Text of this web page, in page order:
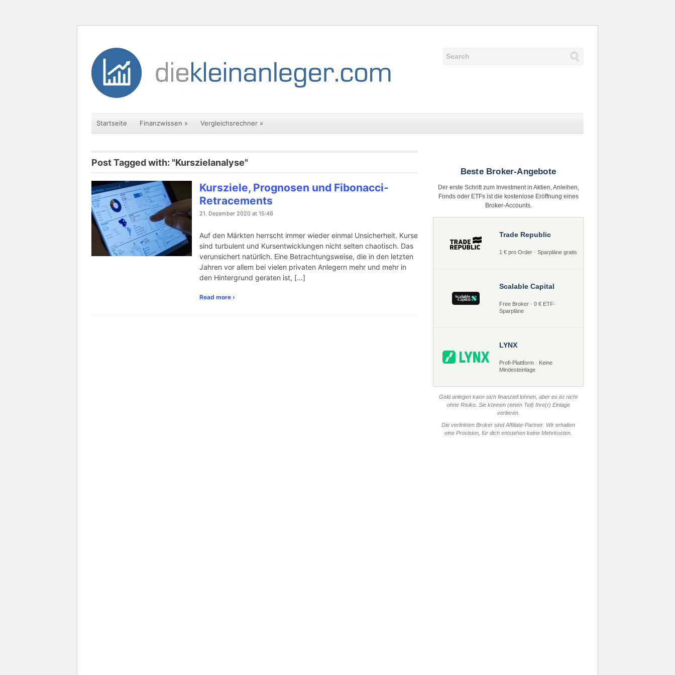
Startseite Finanzwissen » Vergleichsrechner »
Post Tagged with: "Kurszielanalyse"
Kursziele, Prognosen und Fibonacci-
Retracements
21. Dezember 2020 at 15:46
Auf den Märkten herrscht immer wieder einmal Unsicherheit. Kurse
sind turbulent und Kursentwicklungen nicht selten chaotisch. Das
verunsichert natürlich. Eine Betrachtungsweise, die in den letzten
Jahren vor allem bei vielen privaten Anlegern mehr und mehr in
den Hintergrund geraten ist, […]
Read more ›
Beste Broker-Angebote
Der erste Schritt zum Investment in Aktien, Anleihen,
Fonds oder ETFs ist die kostenlose Eröffnung eines
Broker-Accounts.
Trade Republic
1 € pro Order · Sparpläne gratis
Scalable Capital
Free Broker · 0 € ETF-
Sparpläne
LYNX
Profi-Plattform · Keine
Mindesteinlage
Geld anlegen kann sich finanziell lohnen, aber es ist nicht
ohne Risiko. Sie können (einen Teil) Ihre(r) Einlage
verlieren.
Die verlinkten Broker sind Affiliate-Partner. Wir erhalten
eine Provision, für dich entstehen keine Mehrkosten.